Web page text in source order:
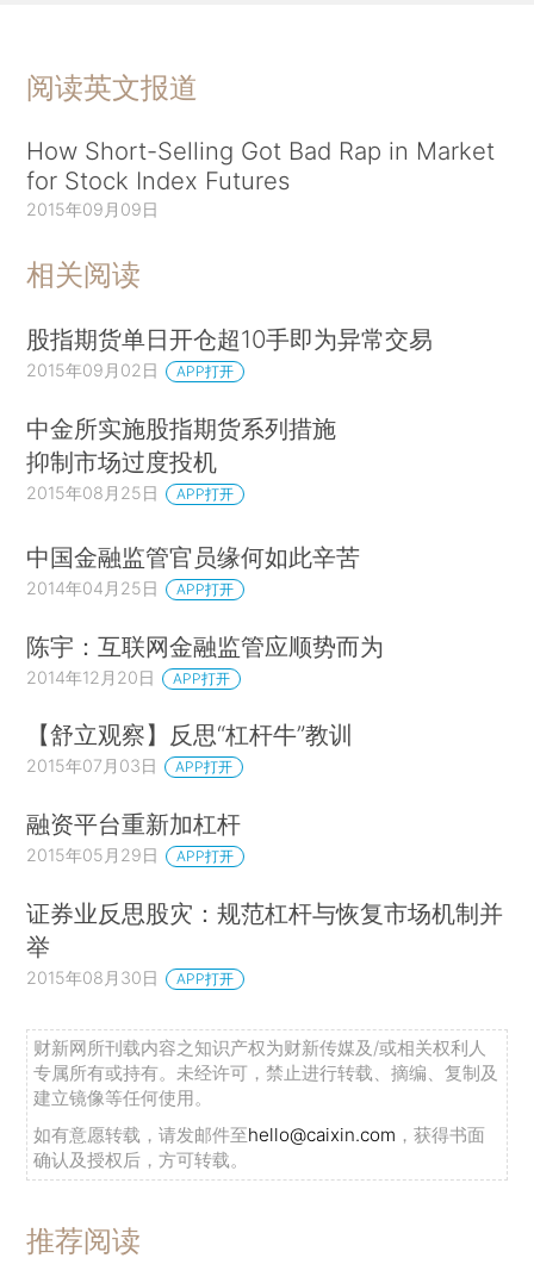
阅读英文报道
How Short-Selling Got Bad Rap in Market
for Stock Index Futures
2015年09月09日
相关阅读
股指期货单日开仓超10手即为异常交易
2015年09月02日 APP打开
中金所实施股指期货系列措施
抑制市场过度投机
2015年08月25日 APP打开
中国金融监管官员缘何如此辛苦
2014年04月25日 APP打开
陈宇：互联网金融监管应顺势而为
2014年12月20日 APP打开
【舒立观察】反思“杠杆牛”教训
2015年07月03日 APP打开
融资平台重新加杠杆
2015年05月29日 APP打开
证券业反思股灾：规范杠杆与恢复市场机制并
举
2015年08月30日 APP打开
财新网所刊载内容之知识产权为财新传媒及/或相关权利人
专属所有或持有。未经许可，禁止进行转载、摘编、复制及
建立镜像等任何使用。
如有意愿转载，请发邮件至hello@caixin.com ，获得书面
确认及授权后，方可转载。
推荐阅读